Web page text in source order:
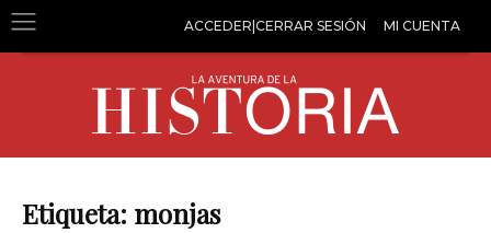
ACCEDER|CERRAR SESIÓN MI CUENTA
Etiqueta: monjas